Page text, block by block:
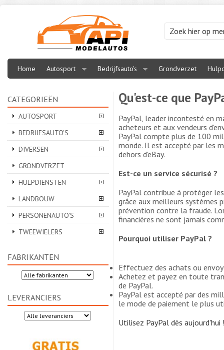
Home Autosport Bedrijfsauto's Grondverzet
CATEGORIEËN
AUTOSPORT
BEDRIJFSAUTO'S
DIVERSEN
GRONDVERZET
HULPDIENSTEN
LANDBOUW
PERSONENAUTO'S
TWEEWIELERS
FABRIKANTEN
LEVERANCIERS
Qu'est-ce que
PayPal, leader incontesté en
acheteurs et aux vendeurs
PayPal compte plus de 100
monde. Il est accepté par les
dehors d'eBay.
Est-ce un service sécurisé ?
PayPal contribue à protéger
grâce aux meilleurs systèmes
prévention contre la fraude.
financières ne sont jamais
Pourquoi utiliser PayPal ?
Effectuez des achats ou
Achetez et payez en toute
de PayPal.
PayPal est accepté par des
le mode de paiement le plus
Utilisez PayPal dès aujourd'hui !